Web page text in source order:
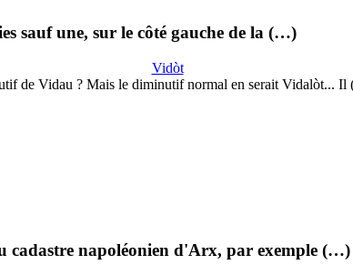
sauf une, sur le côté gauche de la (…)
Vidòt
de Vidau ? Mais le diminutif normal en serait Vidalòt...
cadastre napoléonien d'Arx, par exemple (…)